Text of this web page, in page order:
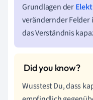
Grundlagen der
verändernder Felder
das Verständnis
Wusstest Du, dass